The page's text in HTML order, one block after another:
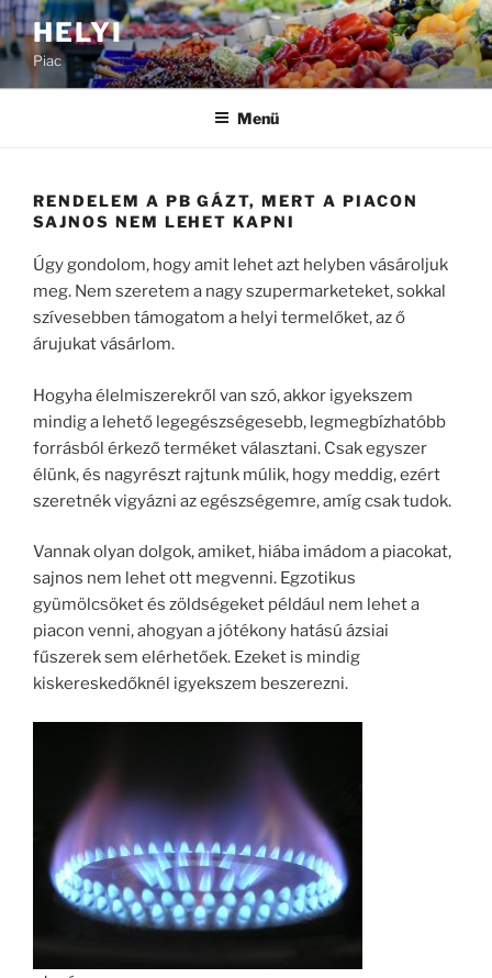
Tartalomhoz
HELYI
Piac
Menü
RENDELEM A PB GÁZT, MERT A PIACON
SAJNOS NEM LEHET KAPNI
Úgy gondolom, hogy amit lehet azt helyben vásároljuk
meg. Nem szeretem a nagy szupermarketeket, sokkal
szívesebben támogatom a helyi termelőket, az ő
árujukat vásárlom.
Hogyha élelmiszerekről van szó, akkor igyekszem
mindig a lehető legegészségesebb, legmegbízhatóbb
forrásból érkező terméket választani. Csak egyszer
élünk, és nagyrészt rajtunk múlik, hogy meddig, ezért
szeretnék vigyázni az egészségemre, amíg csak tudok.
Vannak olyan dolgok, amiket, hiába imádom a piacokat,
sajnos nem lehet ott megvenni. Egzotikus
gyümölcsöket és zöldségeket például nem lehet a
piacon venni, ahogyan a jótékony hatású ázsiai
fűszerek sem elérhetőek. Ezeket is mindig
kiskereskedőknél igyekszem beszerezni.